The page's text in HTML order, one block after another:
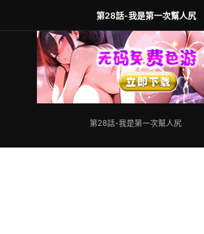
第28話-我是第一次幫人尻
第28話-我是第一次幫人尻